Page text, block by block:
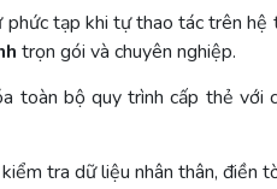
tạp khi tự thao tác trên hệ
trọn gói và chuyên nghiệp.
toàn bộ quy trình cấp thẻ với
tra dữ liệu nhân thân, điền